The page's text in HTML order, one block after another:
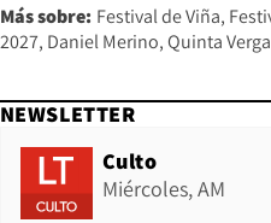
Más sobre: Festival de Viña
2027 Daniel Merino Quinta
NEWSLETTER
Culto
Miércoles, AM